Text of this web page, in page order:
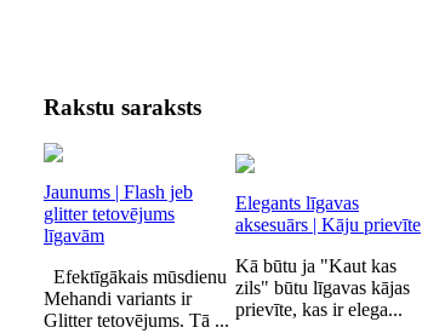
Rakstu saraksts
Jaunums | Flash jeb
glitter tetovējums
līgavām
Efektīgākais mūsdienu
Mehandi variants ir
Glitter tetovējums. Tā ...
Elegants līgavas
aksesuārs | Kāju prievīte
Kā būtu ja "Kaut kas
zils" būtu līgavas kājas
prievīte, kas ir elega...